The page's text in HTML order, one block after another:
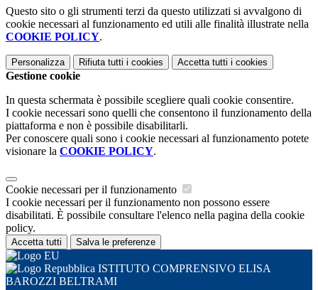
Questo sito o gli strumenti terzi da questo utilizzati si avvalgono di
cookie necessari al funzionamento ed utili alle finalità illustrate nella
COOKIE POLICY.
Personalizza Rifiuta tutti i cookies Accetta tutti i cookies
Gestione cookie
In questa schermata è possibile scegliere quali cookie consentire.
I cookie necessari sono quelli che consentono il funzionamento della
piattaforma e non è possibile disabilitarli.
Per conoscere quali sono i cookie necessari al funzionamento potete
visionare la COOKIE POLICY.
Cookie necessari per il funzionamento
I cookie necessari per il funzionamento non possono essere
disabilitati. È possibile consultare l'elenco nella pagina della cookie
policy.
Accetta tutti Salva le preferenze
ISTITUTO COMPRENSIVO ELISA
BAROZZI BELTRAMI